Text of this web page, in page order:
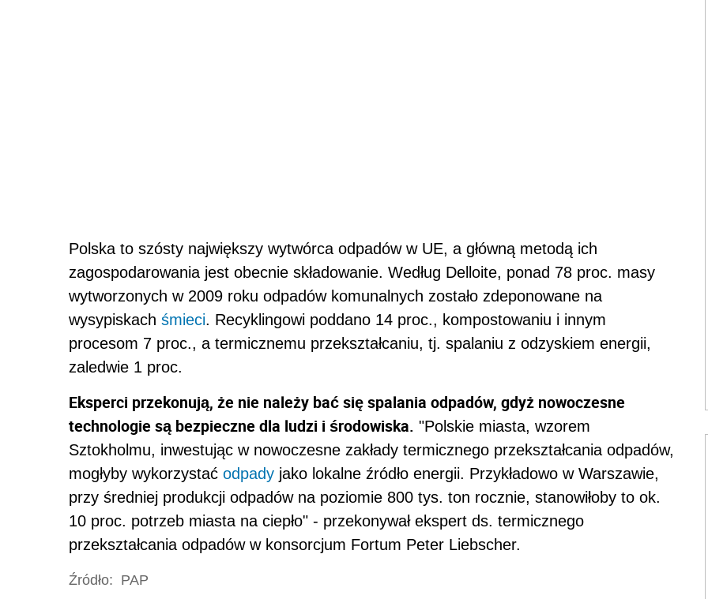
Polska to szósty największy wytwórca odpadów w UE, a główną metodą ich
zagospodarowania jest obecnie składowanie. Według Delloite, ponad 78 proc. masy
wytworzonych w 2009 roku odpadów komunalnych zostało zdeponowane na
wysypiskach śmieci. Recyklingowi poddano 14 proc., kompostowaniu i innym
procesom 7 proc., a termicznemu przekształcaniu, tj. spalaniu z odzyskiem energii,
zaledwie 1 proc.
Eksperci przekonują, że nie należy bać się spalania odpadów, gdyż nowoczesne
technologie są bezpieczne dla ludzi i środowiska. "Polskie miasta, wzorem
Sztokholmu, inwestując w nowoczesne zakłady termicznego przekształcania odpadów,
mogłyby wykorzystać odpady jako lokalne źródło energii. Przykładowo w Warszawie,
przy średniej produkcji odpadów na poziomie 800 tys. ton rocznie, stanowiłoby to ok.
10 proc. potrzeb miasta na ciepło" - przekonywał ekspert ds. termicznego
przekształcania odpadów w konsorcjum Fortum Peter Liebscher.
Źródło: PAP